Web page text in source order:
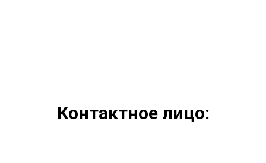
Контактное лицо: